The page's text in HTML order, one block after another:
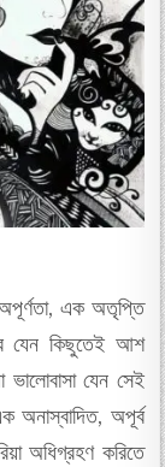
অপূর্ণতা, এক অতৃপ্তি
যেন কিছুতেই আশ
যেন সেই
অনাস্বাদিত, অপূর্ব
অধিগ্রহণ করিতে